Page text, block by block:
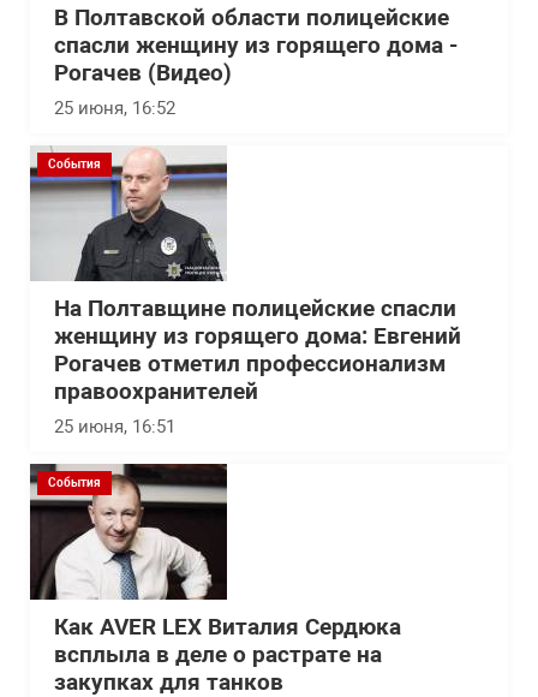
В Полтавской области полицейские
спасли женщину из горящего дома -
Рогачев (Видео)
25 июня, 16:52
События
На Полтавщине полицейские спасли
женщину из горящего дома: Евгений
Рогачев отметил профессионализм
правоохранителей
25 июня, 16:51
События
Как AVER LEX Виталия Сердюка
всплыла в деле о растрате на
закупках для танков